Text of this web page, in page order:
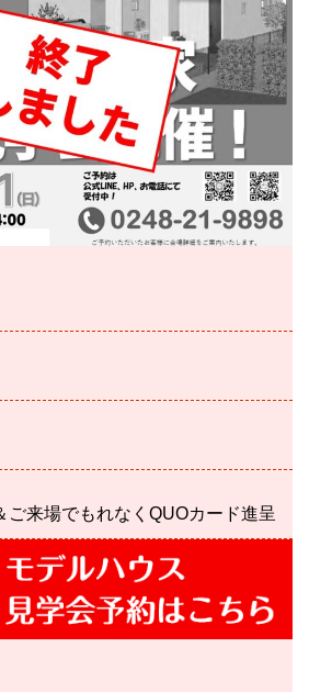
ご来場でもれなくQUOカード進呈